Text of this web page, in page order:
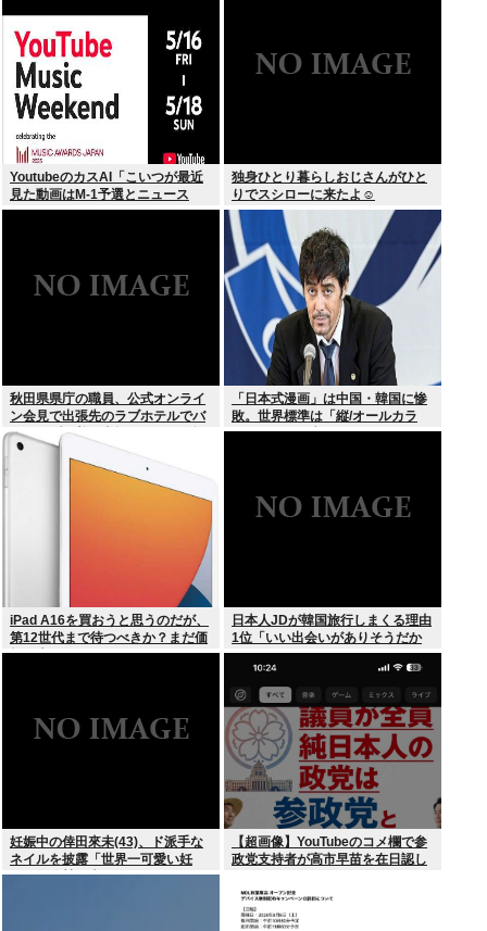
YoutubeのカスAI「こいつが最近
見た動画はM-1予選とニュース
か…」
独身ひとり暮らしおじさんがひと
りでスシローに来たよ☺
秋田県県庁の職員、公式オンライ
ン会見で出張先のラブホテルでバ
スローブを着て喫煙しながら登場
www
「日本式漫画」は中国・韓国に惨
敗。世界標準は「縦/オールカラ
ー」の”ウェブトゥーン”に
iPad A16を買おうと思うのだが、
第12世代まで待つべきか？まだ価
格が上がっていくようなら、いま
日本人JDが韓国旅行しまくる理由
1位「いい出会いがありそうだか
ら」
妊娠中の倖田來未(43)、ド派手な
ネイルを披露「世界一可愛い妊
婦」と称賛の声
【超画像】YouTubeのコメ欄で参
政党支持者が高市早苗を在日認し